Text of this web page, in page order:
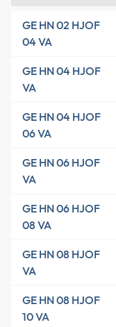
GE HN 02 HJOF
04 VA
GE HN 04 HJOF
VA
GE HN 04 HJOF
06 VA
GE HN 06 HJOF
VA
GE HN 06 HJOF
08 VA
GE HN 08 HJOF
VA
GE HN 08 HJOF
10 VA